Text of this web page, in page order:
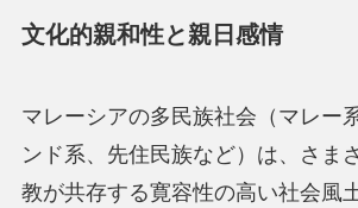
文化的親和性と親日感情
マレーシアの多民族社会（マレー
ンド系、先住民族など）は、さま
教が共存する寛容性の高い社会風